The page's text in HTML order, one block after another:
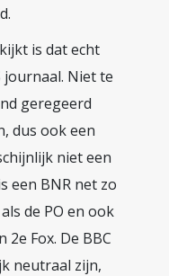
is dat echt
journaal. Niet te
geregeerd
dus ook een
niet een
een BNR net zo
de PO en ook
2e Fox. De BBC
neutraal zijn,